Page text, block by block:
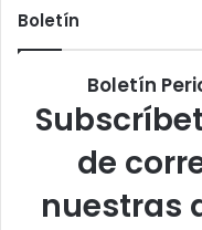
Boletín
Boletín
de
nuestras